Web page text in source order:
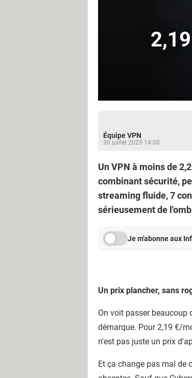
Équipe VPN
30 juillet 2025 14:00
Un VPN à moins de
combinant sécurité,
streaming fluide, 7
sérieusement de
Je m'abonne aux
Un prix plancher, sans
On voit passer beaucoup
démarque. Pour 2,19 €/
n'est pas juste un prix
Et ça change pas mal de